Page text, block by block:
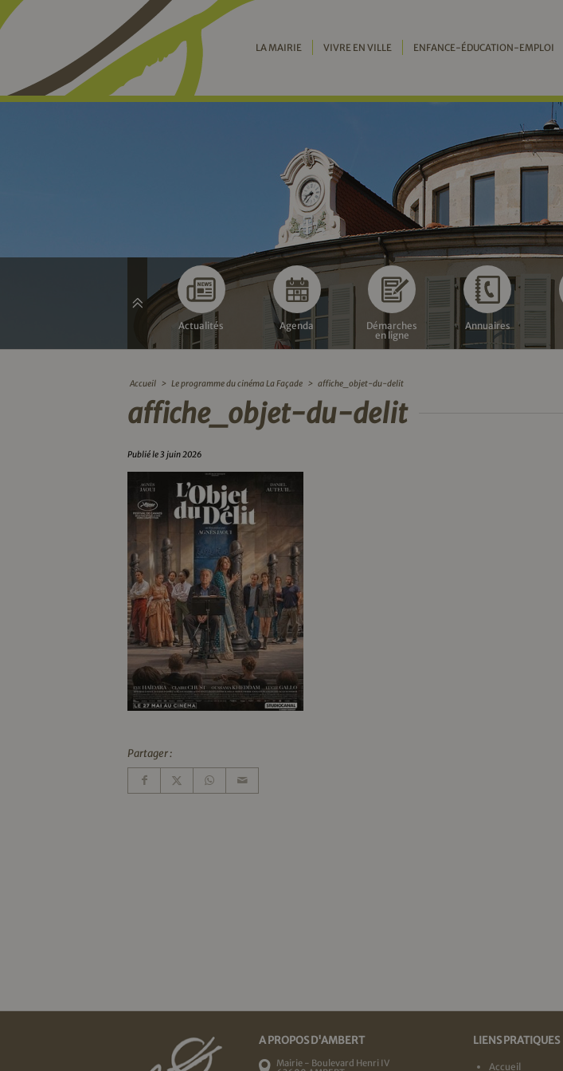
LA MAIRIE VIVRE EN VILLE ENFANCE-ÉDUCATION-EMPLOI
Actualités Agenda
Démarches
en ligne
Annuaires
Accueil > Le programme du cinéma La Façade > affiche_objet-du-delit
affiche_objet-du-delit
Publié le 3 juin 2026
Partager :
A PROPOS D'AMBERT
Mairie - Boulevard Henri IV
LIENS PRATIQUES
Accueil